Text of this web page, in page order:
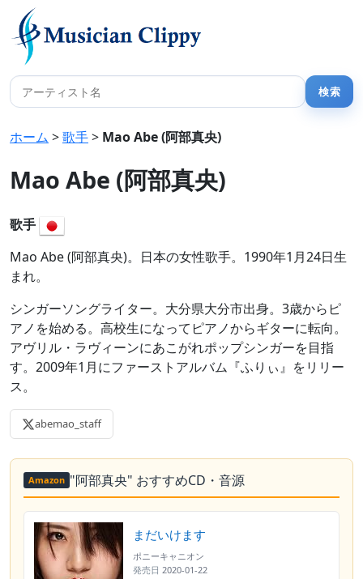
ホーム >歌手> Mao Abe (阿部真央)
Mao Abe (阿部真央)
歌手
Mao Abe (阿部真央)。日本の女性歌手。1990年1月24日生
まれ。
シンガーソングライター。大分県大分市出身。3歳からピ
アノを始める。高校生になってピアノからギターに転向。
アヴリル・ラヴィーンにあこがれポップシンガーを目指
す。2009年1月にファーストアルバム『ふりぃ』をリリー
ス。
abemao_staff
Amazon "阿部真央" おすすめCD・音源
まだいけます
ポニーキャニオン
発売日 2020-01-22